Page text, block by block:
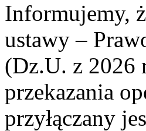
Informujemy,
ustawy –
(Dz.U. z 2026
przekazania
przyłączany